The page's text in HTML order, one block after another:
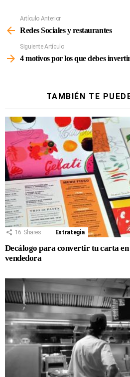
Más
Artículo Anterior
Redes Sociales y restaurantes
Siguiente Artículo
4 motivos por los que debes
TAMBIÉN TE
16 Shares Estrategia
Decálogo para convertir tu carta
vendedora